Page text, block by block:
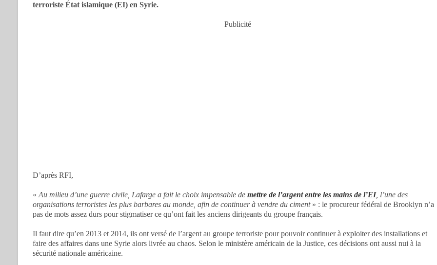
terroriste État islamique (EI) en Syrie.
Publicité
D’après RFI,
« Au milieu d’une guerre civile, Lafarge a fait le choix impensable de mettre de l’argent entre les mains de l’EI, l’une des
organisations terroristes les plus barbares au monde, afin de continuer à vendre du ciment» : le procureur fédéral de Brooklyn n’a
pas de mots assez durs pour stigmatiser ce qu’ont fait les anciens dirigeants du groupe français.
Il faut dire qu’en 2013 et 2014, ils ont versé de l’argent au groupe terroriste pour pouvoir continuer à exploiter des installations et
faire des affaires dans une Syrie alors livrée au chaos. Selon le ministère américain de la Justice, ces décisions ont aussi nui à la
sécurité nationale américaine.